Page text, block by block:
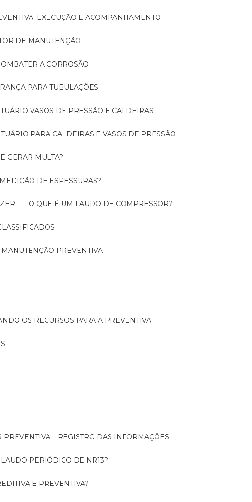
EXECUÇÃO E ACOMPANHAMENTO
DE MANUTENÇÃO
A CORROSÃO
PARA TUBULAÇÕES
VASOS DE PRESSÃO E CALDEIRAS
PARA CALDEIRAS E VASOS DE PRESSÃO
GERAR MULTA?
DE ESPESSURAS?
O QUE É UM LAUDO DE COMPRESSOR?
MANUTENÇÃO PREVENTIVA
OS RECURSOS PARA A PREVENTIVA
PREVENTIVA – REGISTRO DAS INFORMAÇÕES
LAUDO PERIÓDICO DE NR13?
E PREVENTIVA?